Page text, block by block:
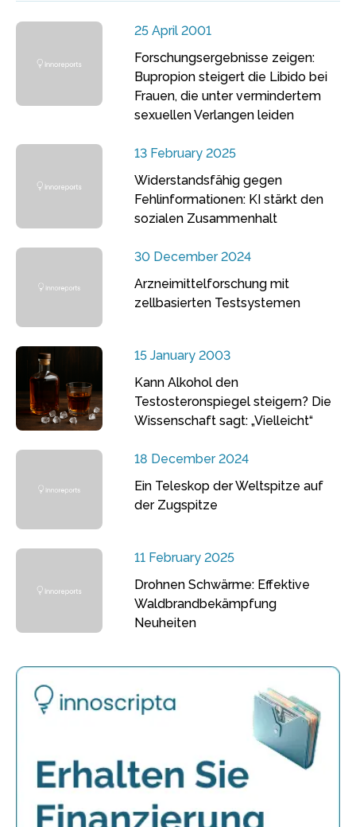
25 April 2001
Forschungsergebnisse zeigen:
Bupropion steigert die Libido bei
Frauen, die unter vermindertem
sexuellen Verlangen leiden
13 February 2025
Widerstandsfähig gegen
Fehlinformationen: KI stärkt den
sozialen Zusammenhalt
30 December 2024
Arzneimittelforschung mit
zellbasierten Testsystemen
15 January 2003
Kann Alkohol den
Testosteronspiegel steigern? Die
Wissenschaft sagt: „Vielleicht“
18 December 2024
Ein Teleskop der Weltspitze auf
der Zugspitze
11 February 2025
Drohnen Schwärme: Effektive
Waldbrandbekämpfung
Neuheiten